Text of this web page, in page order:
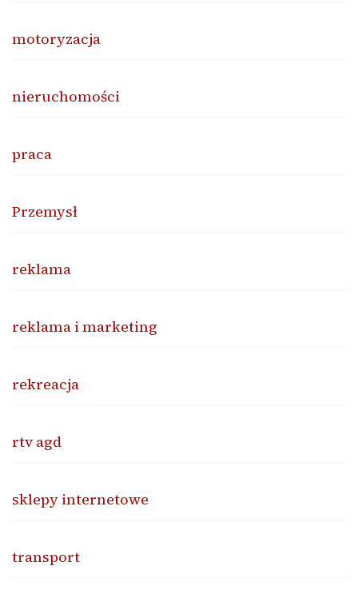
motoryzacja
nieruchomości
praca
Przemysł
reklama
reklama i marketing
rekreacja
rtv agd
sklepy internetowe
transport